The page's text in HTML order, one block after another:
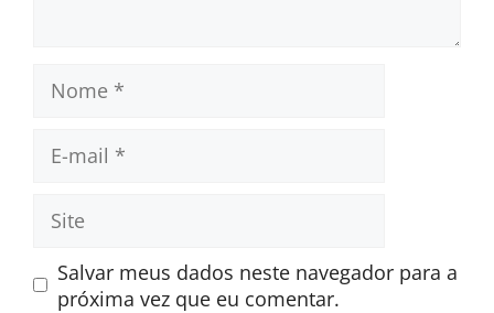
mail
Salvar meus dados neste navegador para a
próxima vez que eu comentar.